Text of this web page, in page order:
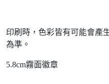
印刷時，色彩皆有可能會產
為準。
5.8cm霧面徽章